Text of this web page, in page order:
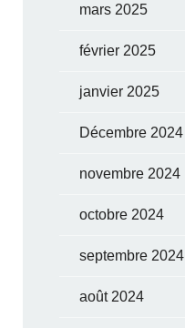
mars 2025
février 2025
janvier 2025
Décembre 2024
novembre 2024
octobre 2024
septembre 2024
août 2024